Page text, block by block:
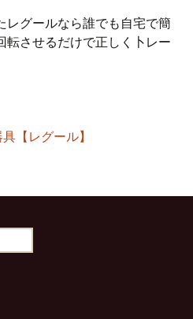
レグールなら誰でも自宅で簡
転させるだけで正しく卜レー
【レグール】